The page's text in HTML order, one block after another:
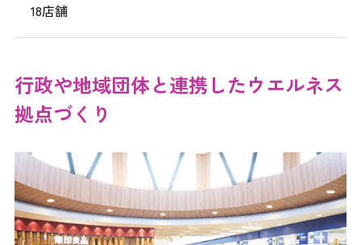
18店舗
行政や地域団体と連携したウエルネス
拠点づくり